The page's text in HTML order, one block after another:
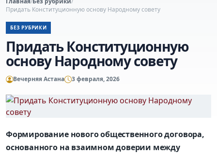
Придать Конституционную основу Народному совету
БЕЗ РУБРИКИ
Придать Конституционную
основу Народному совету
Вечерняя Астана 3 февраля, 2026
Формирование нового общественного договора,
основанного на взаимном доверии между